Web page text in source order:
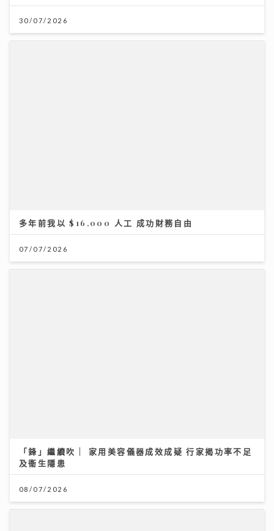
30/07/2026
多年前我以 $16,000 人工 成功財務自由
07/07/2026
「鋒」繼續吹 | 家用美容儀器成效成疑 行家揭功率不足
及衞生隱患
08/07/2026